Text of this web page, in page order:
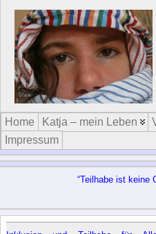
Home Katja – mein Leben
Impressum
“Teilhabe ist keine